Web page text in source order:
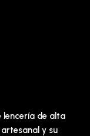
lencería de alta
y su